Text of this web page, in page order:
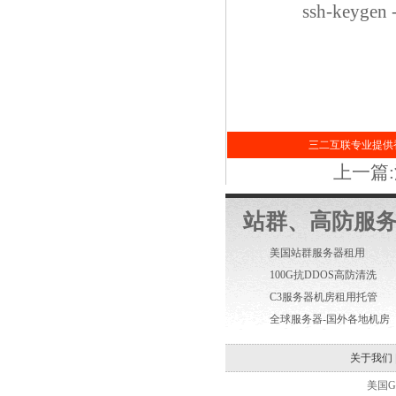
ssh-
三二互联专业提
上一篇
站群、高防服
美国站群服务器租用
100G抗DDOS高防清洗
C3服务器机房租用托管
全球服务器-国外各地机房
关于我们
美国